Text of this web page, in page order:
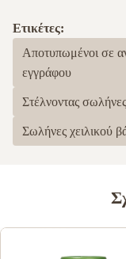
Ετικέτες:
Αποτυπωμένοι σε
εγγράφου
Στέλνοντας
Σωλήνες χειλικού